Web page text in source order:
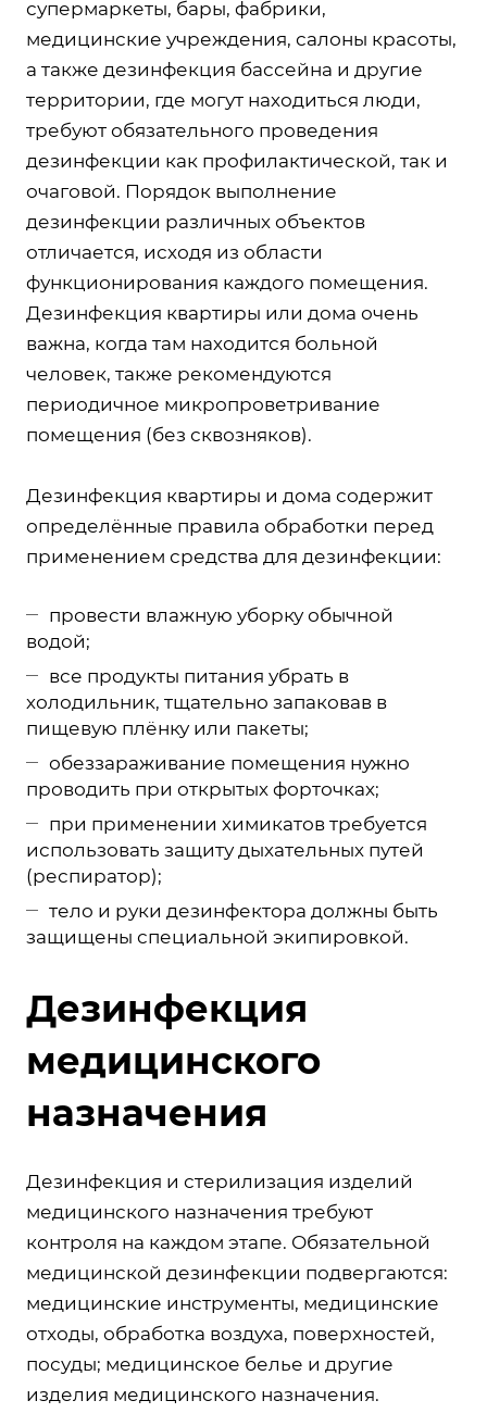
супермаркеты, бары, фабрики,
медицинские учреждения, салоны красоты,
а также дезинфекция бассейна и другие
территории, где могут находиться люди,
требуют обязательного проведения
дезинфекции как профилактической, так и
очаговой. Порядок выполнение
дезинфекции различных объектов
отличается, исходя из области
функционирования каждого помещения.
Дезинфекция квартиры или дома очень
важна, когда там находится больной
человек, также рекомендуются
периодичное микропроветривание
помещения (без сквозняков).
Дезинфекция квартиры и дома содержит
определённые правила обработки перед
применением средства для дезинфекции:
провести влажную уборку обычной
водой;
все продукты питания убрать в
холодильник, тщательно запаковав в
пищевую плёнку или пакеты;
обеззараживание помещения нужно
проводить при открытых форточках;
при применении химикатов требуется
использовать защиту дыхательных путей
(респиратор);
тело и руки дезинфектора должны быть
защищены специальной экипировкой.
Дезинфекция
медицинского
назначения
Дезинфекция и стерилизация изделий
медицинского назначения требуют
контроля на каждом этапе. Обязательной
медицинской дезинфекции подвергаются:
медицинские инструменты, медицинские
отходы, обработка воздуха, поверхностей,
посуды; медицинское белье и другие
изделия медицинского назначения.